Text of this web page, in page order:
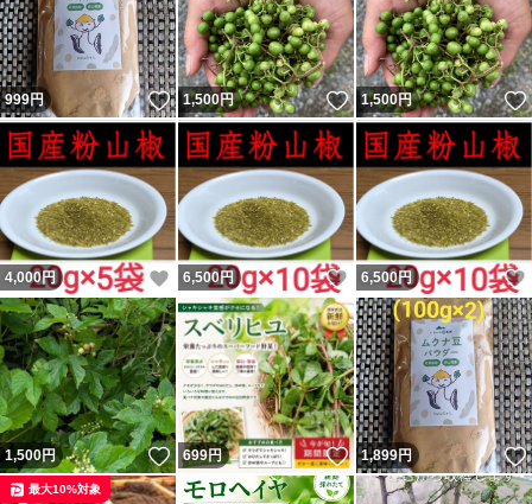
999円 いいね！
1,500円 いいね！
1,500円
4,000円 いいね！
6,500円 いいね！
6,500円
1,500円 いいね！
699円 いいね！
1,899円
最大10%対象